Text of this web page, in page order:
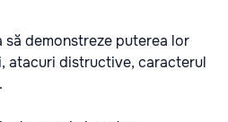
demonstreze puterea lor
atacuri distructive, caracterul